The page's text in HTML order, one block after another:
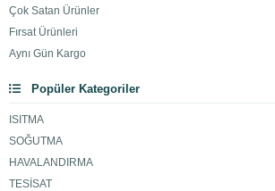
Çok Satan Ürünler
Fırsat Ürünleri
Aynı Gün Kargo
Popüler Kategoriler
ISITMA
SOĞUTMA
HAVALANDIRMA
TESİSAT